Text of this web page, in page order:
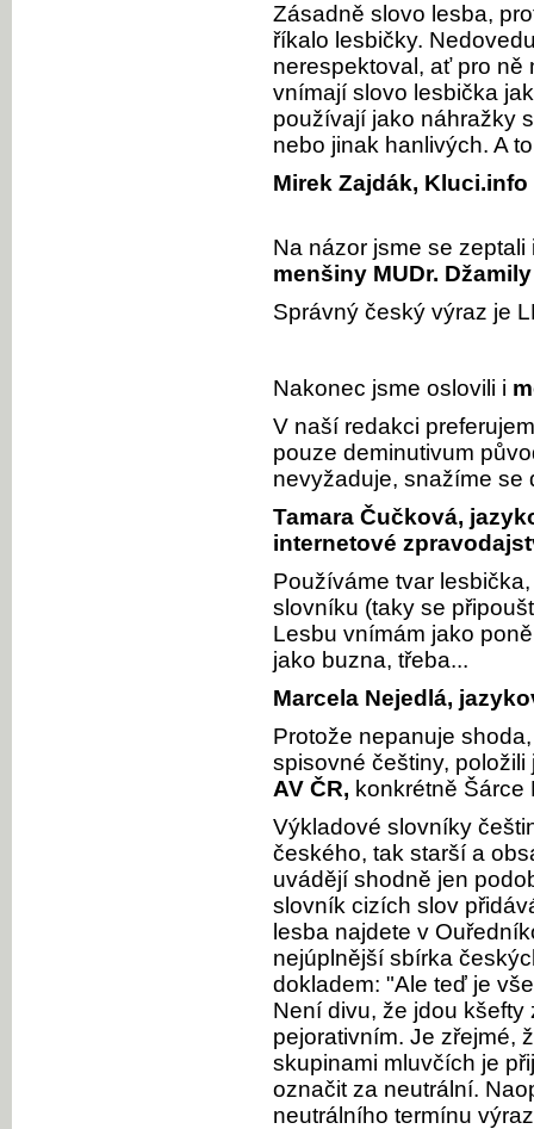
Zásadně slovo lesba,
říkalo lesbičky.
nerespektoval, ať pro ně
vnímají slovo lesbička
používají jako náhražky
nebo jinak hanlivých. A
Mirek Zajdák, Kluci.info
Na názor jsme se
menšiny MUDr.
Správný český výraz je
Nakonec jsme oslovili i
V naší redakci
pouze deminutivum
nevyžaduje, snažíme se
Tamara Čučková,
internetové
Používáme tvar
slovníku (taky se
Lesbu vnímám jako
jako buzna, třeba...
Marcela Nejedlá,
Protože nepanuje
spisovné češtiny,
AV ČR, konkrétně Šárce
Výkladové slovníky
českého, tak starší a
uvádějí shodně jen
slovník cizích slov
lesba najdete v
nejúplnější sbírka
dokladem: "Ale teď je
Není divu, že jdou
pejorativním. Je zřejmé,
skupinami mluvčích je
označit za neutrální.
neutrálního termínu